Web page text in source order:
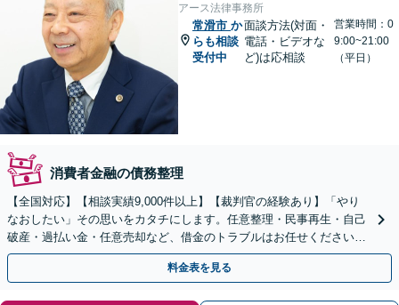
アース法律事務所
常滑市 か
らも相談
受付中
面談方法(対面・
電話・ビデオな
ど)は応相談
営業時間：0
9:00~21:00
（平日）
消費者金融の債務整理
【全国対応】【相談実績9,000件以上】【裁判官の経験あり】「やり
なおしたい」その思いをカタチにします。任意整理・民事再生・自己
破産・過払い金・任意売却など、借金のトラブルはお任せください。
【初回相談無料】【全国対応可能】
料金表を見る